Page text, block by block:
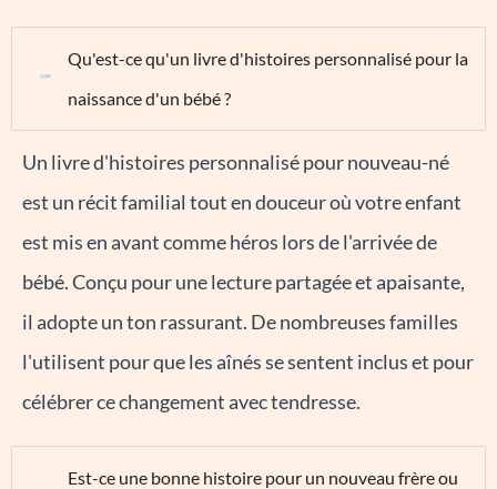
Qu'est-ce qu'un livre d'histoires personnalisé pour la
naissance d'un bébé ?
Un livre d'histoires personnalisé pour nouveau-né
est un récit familial tout en douceur où votre enfant
est mis en avant comme héros lors de l'arrivée de
bébé. Conçu pour une lecture partagée et apaisante,
il adopte un ton rassurant. De nombreuses familles
l'utilisent pour que les aînés se sentent inclus et pour
célébrer ce changement avec tendresse.
Est-ce une bonne histoire pour un nouveau frère ou